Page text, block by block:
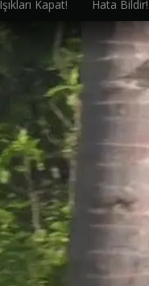
Hata Bildir!
Işıkları Kapat!